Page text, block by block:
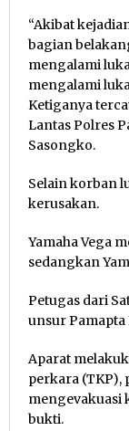
“Akibat
bagian
mengalami
mengalami
Ketiganya
Lantas Polres
Sasongko.
Selain korban
kerusakan.
Yamaha Vega
sedangkan
Petugas dari
unsur
Aparat
perkara (TKP),
mengevakuasi
bukti.